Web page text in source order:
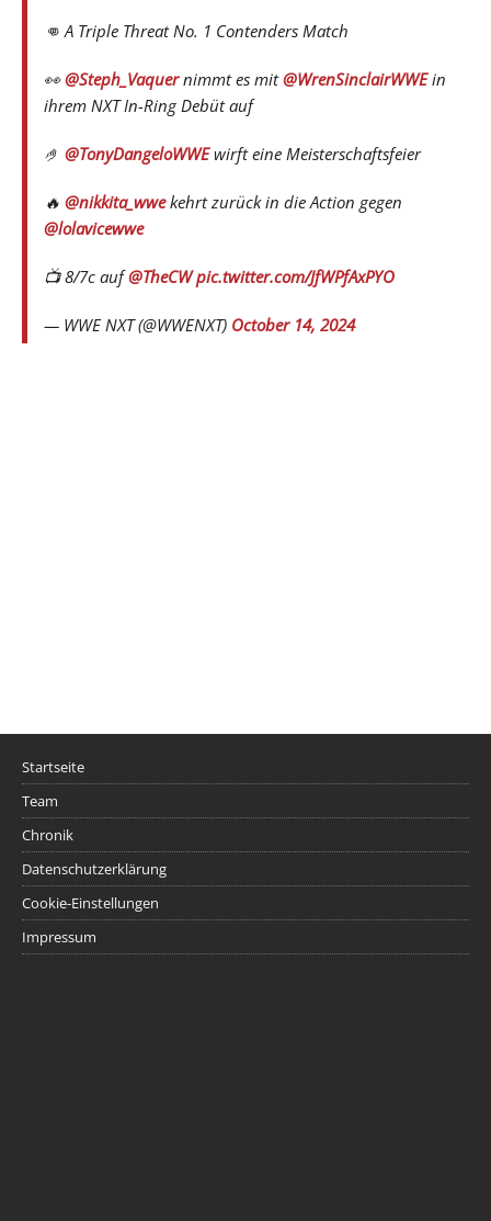
👊 A Triple Threat No. 1 Contenders Match
👀@Steph_Vaquernimmt es mit@WrenSinclairWWEin
ihrem NXT In-Ring Debüt auf
🤌 @TonyDangeloWWEwirft eine Meisterschaftsfeier
🔥 @nikkita_wwekehrt zurück in die Action gegen
@lolavicewwe
📺 8/7c auf@TheCW pic.twitter.com/JfWPfAxPYO
— WWE NXT (@WWENXT) October 14, 2024
Startseite
Team
Chronik
Datenschutzerklärung
Cookie-Einstellungen
Impressum